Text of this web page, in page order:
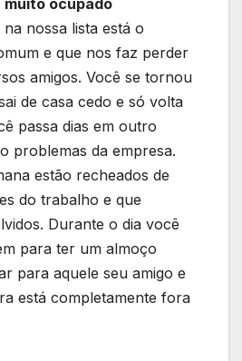
muito ocupado
nossa lista está o
e que nos faz perder
amigos. Você se tornou
de casa cedo e só volta
passa dias em outro
problemas da empresa.
estão recheados de
do trabalho e que
Durante o dia você
para ter um almoço
para aquele seu amigo e
está completamente fora